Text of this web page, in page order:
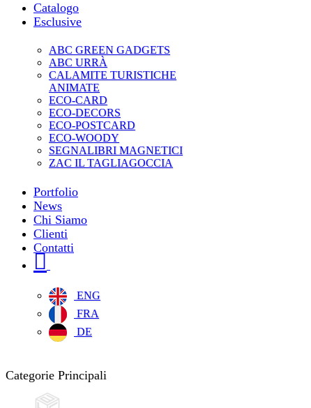
Catalogo
Esclusive
ABC GREEN GADGETS
ABC URRÀ
CALAMITE TURISTICHE
ANIMATE
ECO-CARD
ECO-DECORS
ECO-POSTCARD
ECO-WOODY
SEGNALIBRI MAGNETICI
ZAC IL TAGLIAGOCCIA
Portfolio
News
Chi Siamo
Clienti
Contatti
ENG
FRA
DE
Categorie Principali